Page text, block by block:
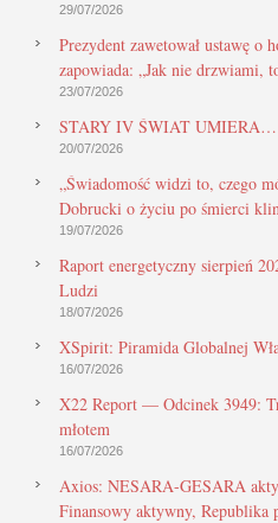
29/07/2026
Prezydent zawetował ustawę o
zapowiada: „Jak nie drzwiami,
23/07/2026
STARY IV ŚWIAT
20/07/2026
„Świadomość widzi to, czego
Dobrucki o życiu po śmierci
19/07/2026
Raport energetyczny sierpień
Ludzi
18/07/2026
XSpirit: Piramida Globalnej
16/07/2026
X22 Report — Odcinek 3949:
młotem
16/07/2026
Axios: NESARA-GESARA
Finansowy aktywny, Republika